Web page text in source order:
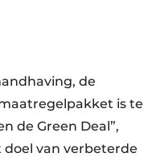
de
is te
de Green Deal”,
doel van verbeterde